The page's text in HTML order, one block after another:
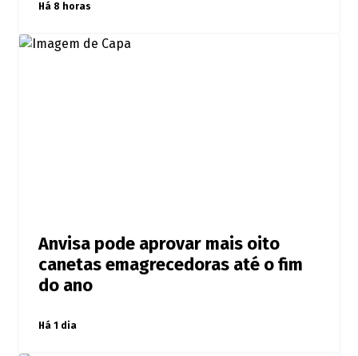
Há 8 horas
Anvisa pode aprovar mais oito
canetas emagrecedoras até o fim
do ano
Há 1 dia